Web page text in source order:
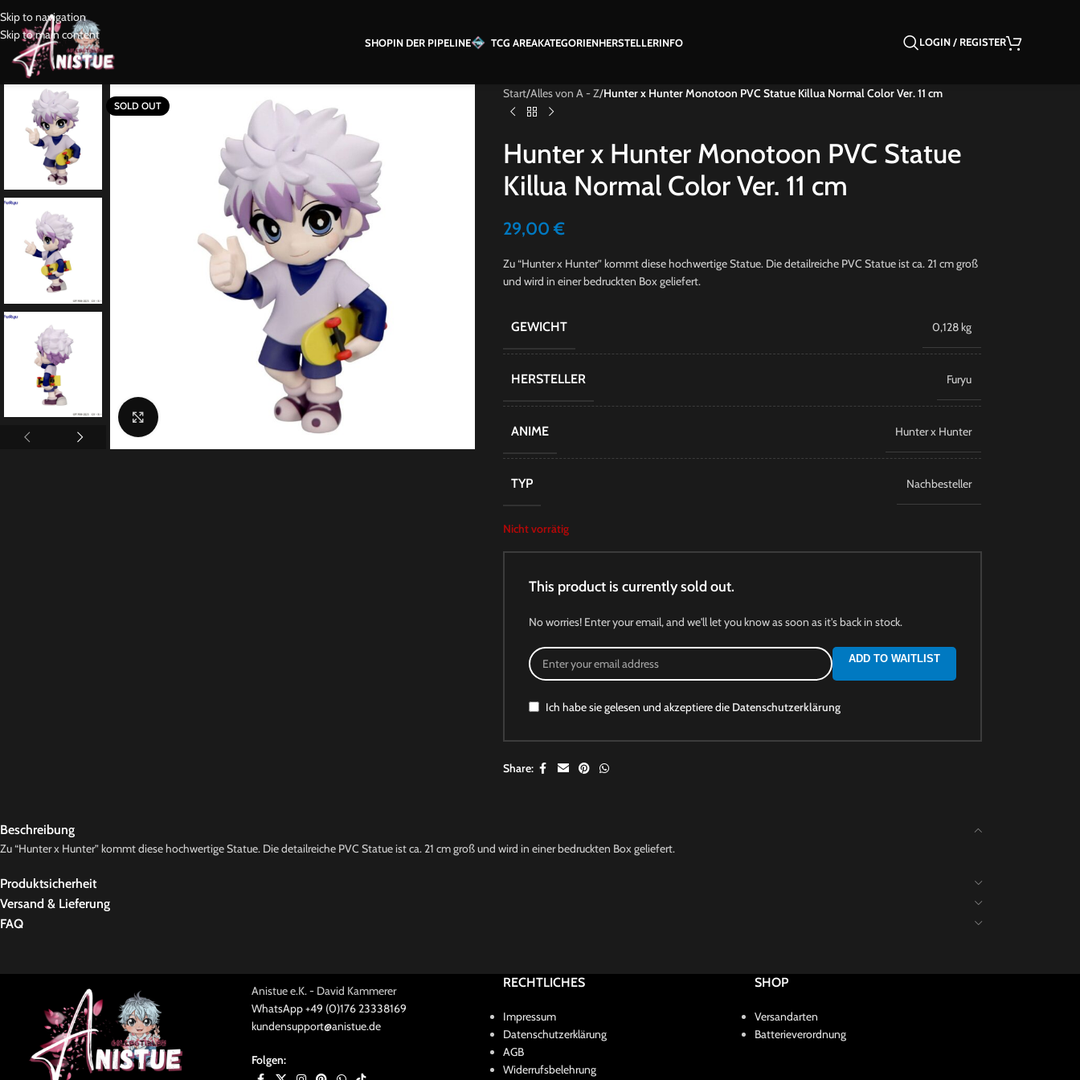
Skip to navigation
Skip to main content
SHOPIN DER PIPELINE TCG AREAKATEGORIENHERSTELLERINFO LOGIN / REGISTER
SOLD OUT
Start/Alles von A - Z/Hunter x Hunter Monotoon PVC Statue Killua Normal Color Ver. 11 cm
Hunter x Hunter Monotoon PVC Statue
Killua Normal Color Ver. 11 cm
29,00€
Zu “Hunter x Hunter” kommt diese hochwertige Statue. Die detailreiche PVC Statue ist ca. 21 cm groß
und wird in einer bedruckten Box geliefert.
GEWICHT 0,128 kg
HERSTELLER Furyu
ANIME Hunter x Hunter
TYP Nachbesteller
Nicht vorrätig
This product is currently sold out.
No worries! Enter your email, and we'll let you know as soon as it's back in stock.
ADD TO WAITLIST
Ich habe sie gelesen und akzeptiere die Datenschutzerklärung
Share:
Beschreibung
Zu “Hunter x Hunter” kommt diese hochwertige Statue. Die detailreiche PVC Statue ist ca. 21 cm groß und wird in einer bedruckten Box geliefert.
Produktsicherheit
Versand & Lieferung
FAQ
Anistue e.K. - David Kammerer
WhatsApp +49 (0)176 23338169
kundensupport@anistue.de
Folgen:
RECHTLICHES
Impressum
Datenschutzerklärung
AGB
Widerrufsbelehrung
SHOP
Versandarten
Batterieverordnung